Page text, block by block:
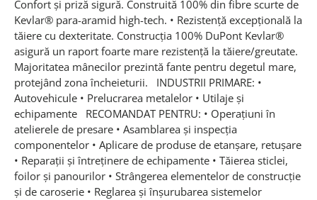
Confort şi priză sigură. Construită 100% din fibre scurte de
Kevlar® para-aramid high-tech. • Rezistenţă excepţională la
tăiere cu dexteritate. Construcţia 100% DuPont Kevlar®
asigură un raport foarte mare rezistenţă la tăiere/greutate.
Majoritatea mânecilor prezintă fante pentru degetul mare,
protejând zona încheieturii. INDUSTRII PRIMARE: •
Autovehicule • Prelucrarea metalelor • Utilaje și
echipamente RECOMANDAT PENTRU: • Operațiuni în
atelierele de presare • Asamblarea și inspecția
componentelor • Aplicare de produse de etanșare, retușare
• Reparații și întreținere de echipamente • Tăierea sticlei,
foilor și panourilor • Strângerea elementelor de construcție
și de caroserie • Reglarea și înșurubarea sistemelor